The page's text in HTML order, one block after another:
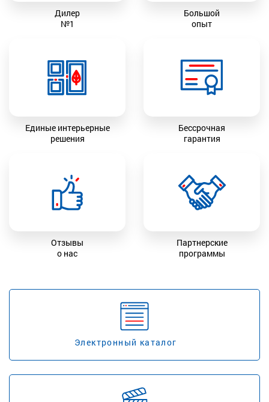
Дилер
№1
Большой
опыт
Единые интерьерные
решения
Бессрочная
гарантия
Отзывы
о нас
Партнерские
программы
Электронный каталог